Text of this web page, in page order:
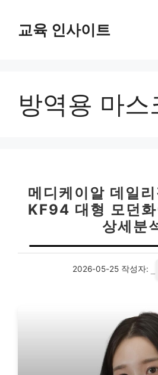
교육 인사이트
방역용 마스
메디케이알 데일
KF94 대형 모던
상세분
2026-05-25 작성자: